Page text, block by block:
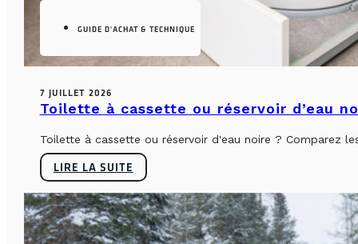
GUIDE D'ACHAT & TECHNIQUE
7 JUILLET 2026
Toilette à cassette ou réservoir d’eau
Toilette à cassette ou réservoir d'eau noire ? Comparez
LIRE LA SUITE